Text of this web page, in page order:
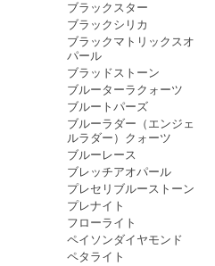
ブラックスター
ブラックシリカ
ブラックマトリックスオ
パール
ブラッドストーン
ブルーターラクォーツ
ブルートパーズ
ブルーラダー（エンジェ
ルラダー）クォーツ
ブルーレース
ブレッチアオパール
プレセリブルーストーン
プレナイト
フローライト
ペイソンダイヤモンド
ペタライト